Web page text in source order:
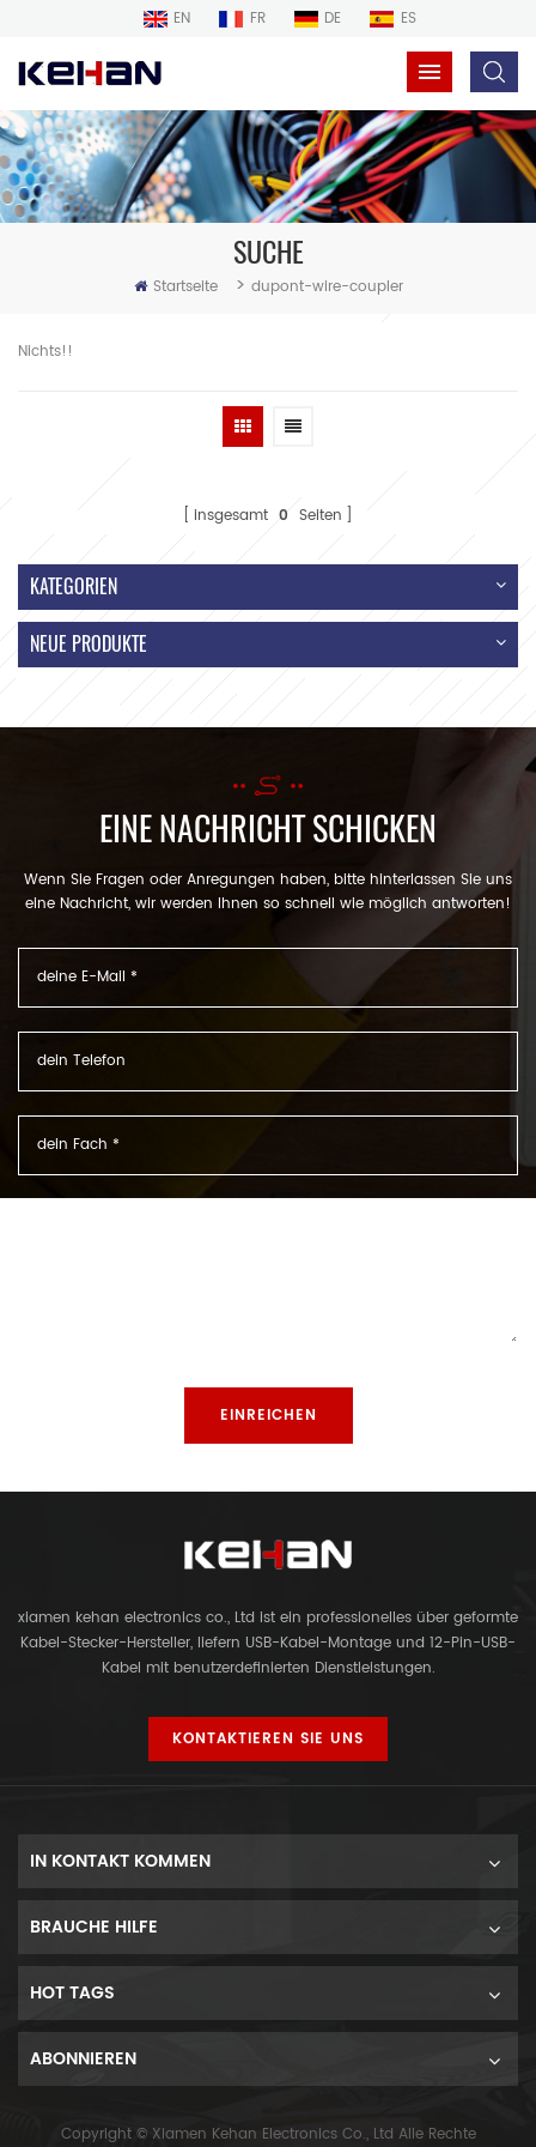
EN FR DE ES
SUCHE
Startseite > dupont-wire-coupler
Nichts!!
insgesamt 0 Seiten
KATEGORIEN
NEUE PRODUKTE
EINE NACHRICHT SCHICKEN
Wenn Sie Fragen oder Anregungen haben, bitte hinterlassen Sie uns
eine Nachricht, wir werden Ihnen so schnell wie möglich antworten!
xiamen kehan electronics co., Ltd ist ein professionelles über geformte
Kabel-Stecker-Hersteller, liefern USB-Kabel-Montage und 12-Pin-USB-
Kabel mit benutzerdefinierten Dienstleistungen.
KONTAKTIEREN SIE UNS
IN KONTAKT KOMMEN
BRAUCHE HILFE
HOT TAGS
ABONNIEREN
Copyright © Xiamen Kehan Electronics Co., Ltd Alle Rechte